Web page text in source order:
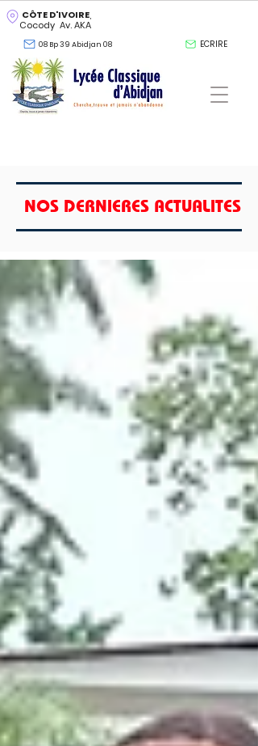
CÔTE D'IVOIRE
Cocody Av. AKA
08 Bp 39 Abidjan 08 ECRIRE
NOS DERNIERES ACTUALITES